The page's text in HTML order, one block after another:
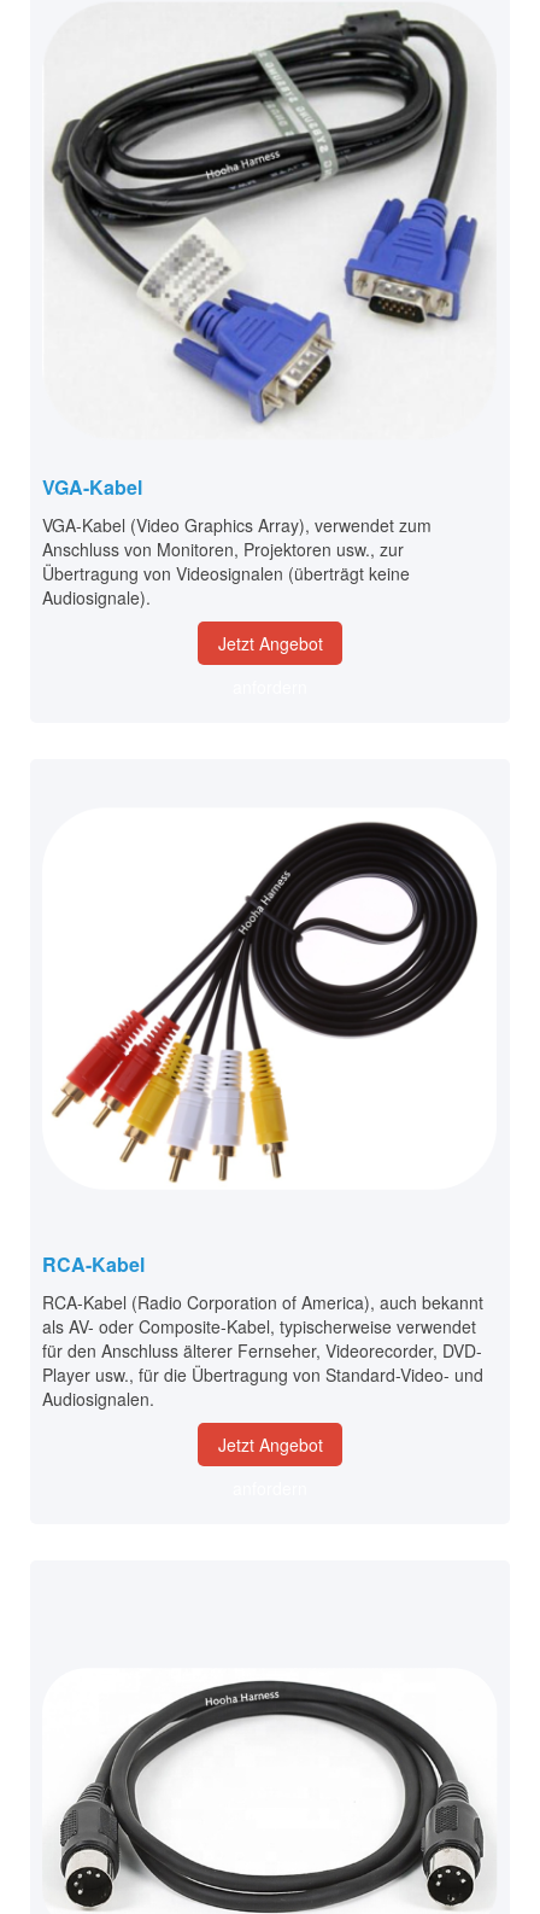
VGA-Kabel
VGA-Kabel (Video Graphics Array), verwendet zum
Anschluss von Monitoren, Projektoren usw., zur
Übertragung von Videosignalen (überträgt keine
Audiosignale).
Jetzt Angebot
RCA-Kabel
RCA-Kabel (Radio Corporation of America), auch bekannt
als AV- oder Composite-Kabel, typischerweise verwendet
für den Anschluss älterer Fernseher, Videorecorder, DVD-
Player usw., für die Übertragung von Standard-Video- und
Audiosignalen.
Jetzt Angebot